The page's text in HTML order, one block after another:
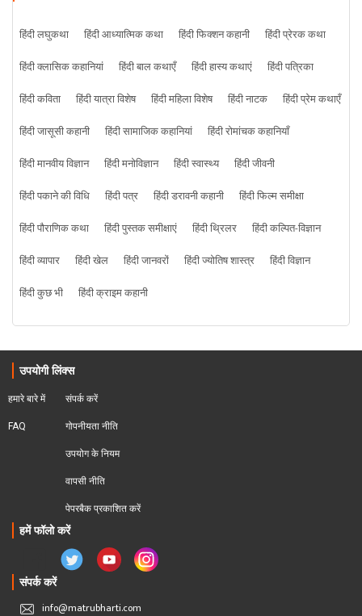
हिंदी लघुकथा हिंदी आध्यात्मिक कथा हिंदी फिक्शन कहानी
हिंदी प्रेरक कथा
हिंदी क्लासिक कहानियां
हिंदी बाल कथाएँ हिंदी हास्य कथाएं
हिंदी पत्रिका
हिंदी कविता
हिंदी यात्रा विशेष हिंदी महिला विशेष हिंदी नाटक
हिंदी प्रेम कथाएँ
हिंदी जासूसी कहानी
हिंदी सामाजिक कहानियां
हिंदी रोमांचक कहानियाँ
हिंदी मानवीय विज्ञान
हिंदी मनोविज्ञान हिंदी स्वास्थ्य
हिंदी जीवनी
हिंदी पकाने की विधि
हिंदी पत्र हिंदी डरावनी कहानी
हिंदी फिल्म समीक्षा
हिंदी पौराणिक कथा
हिंदी पुस्तक समीक्षाएं हिंदी थ्रिलर
हिंदी कल्पित-विज्ञान
हिंदी व्यापार
हिंदी खेल हिंदी जानवरों हिंदी ज्योतिष शास्त्र
हिंदी विज्ञान
हिंदी कुछ भी
हिंदी क्राइम कहानी
उपयोगी लिंक्स
हमारे बारे में
FAQ
संपर्क करें
गोपनीयता नीति
उपयोग के नियम
वापसी नीति
पेपरबैक प्रकाशित करें
हमें फॉलो करें
संपर्क करें
info@matrubharti.com